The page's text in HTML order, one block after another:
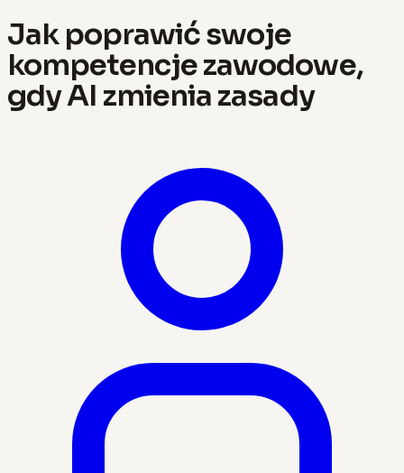
Jak poprawić swoje
kompetencje zawodowe,
gdy AI zmienia zasady